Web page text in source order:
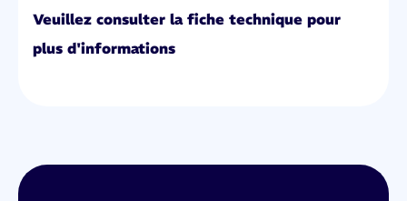
Veuillez consulter la fiche technique pour
plus d'informations